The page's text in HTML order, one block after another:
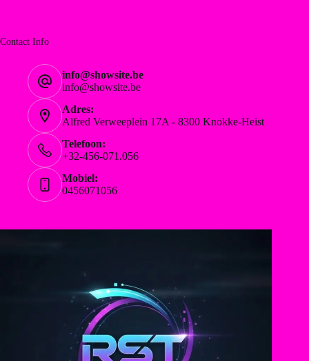
Contact Info
info@showsite.be
info@showsite.be
Adres:
Alfred Verweeplein 17A - 8300 Knokke-Heist
Telefoon:
+32-456-071.056
Mobiel:
0456071056